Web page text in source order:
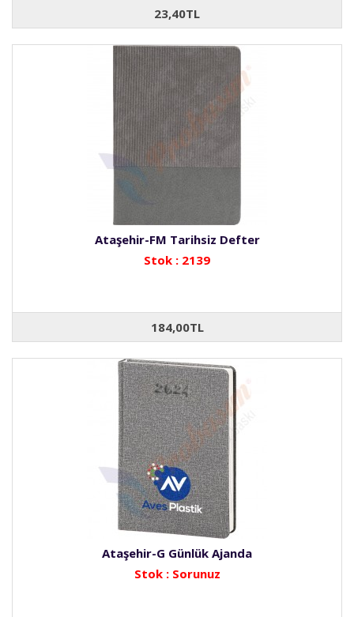
23,40TL
Ataşehir-FM Tarihsiz Defter
Stok : 2139
184,00TL
Ataşehir-G Günlük Ajanda
Stok : Sorunuz